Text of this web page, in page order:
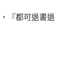
『都可退書退